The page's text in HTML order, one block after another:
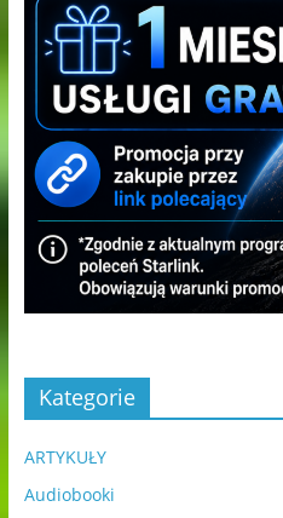
Kategorie
ARTYKUŁY
Audiobooki